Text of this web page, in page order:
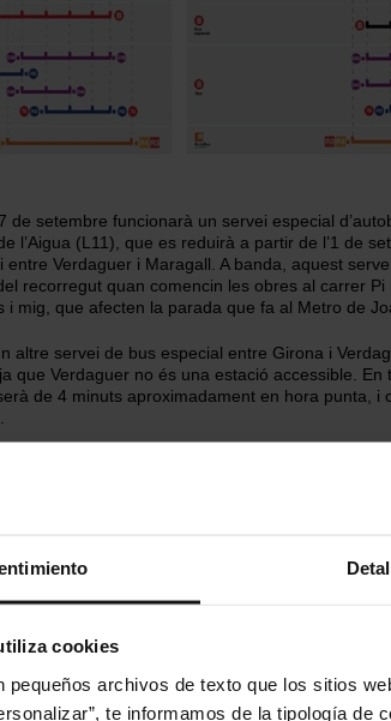
cookies
pequeños archivos de texto que los sitios
te informamos de la tipología
de setembre funcionarà un servei especial
l’Aigua (L11), que es reduirà a partir de l’1 de
entre Verdaguer i Maragall. A banda, aquest
recorregut quan comencin les obres al carrer Pi
i mig, que afecten la parada que fa al Metro de
altre servei de bus especial entre Girona i
que Verdaguer no és una estació accessible. En
de 4 minuts aproximadament en hora punta, i